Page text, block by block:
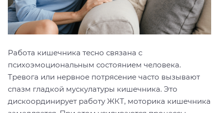
Работа кишечника тесно связана с
психоэмоциональным состоянием человека.
Тревога или нервное потрясение часто вызывают
спазм гладкой мускулатуры кишечника. Это
дискоординирует работу ЖКТ, моторика кишечника